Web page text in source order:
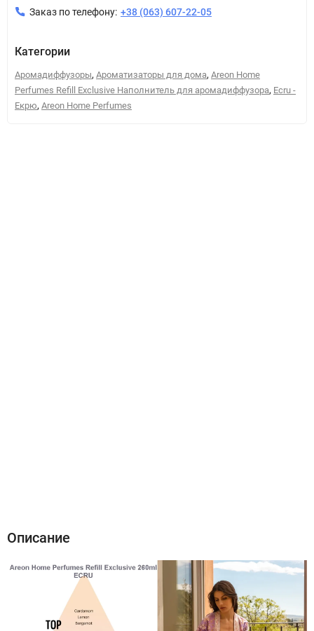
Заказ по телефону: +38 (063) 607-22-05
Категории
Аромадиффузоры, Ароматизаторы для дома, Areon Home
Perfumes Refill Exclusive Наполнитель для аромадиффузора, Ecru -
Екрю, Areon Home Perfumes
Описание